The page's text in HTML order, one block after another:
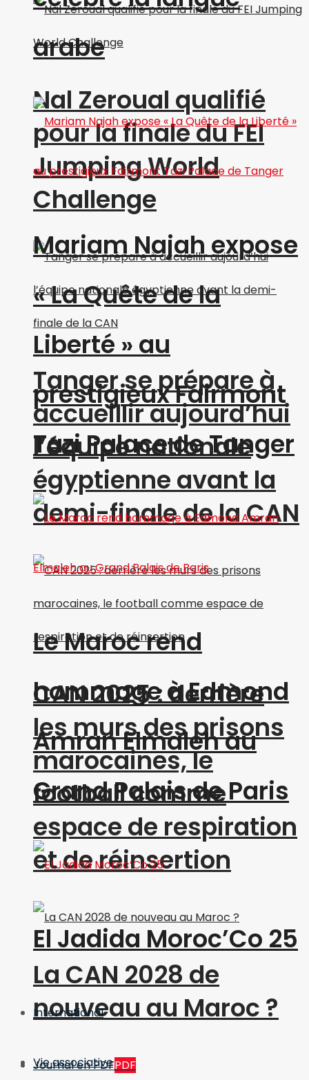
Nal Zeroual qualifié
pour la finale du FEI
Jumping World
Challenge
Tanger se prépare à
accueillir aujourd’hui
l’équipe nationale
égyptienne avant la
demi-finale de la CAN
CAN 2025 : derrière
les murs des prisons
marocaines, le
football comme
espace de respiration
et de réinsertion
La CAN 2028 de
nouveau au Maroc ?
Journal en PDFPDF
arabe
Mariam Najah expose
« La Quête de la
Liberté » au
prestigieux Fairmont
Tazi Palace de Tanger
Le Maroc rend
hommage à Edmond
Amran Elmaleh au
Grand Palais de Paris
El Jadida Moroc’Co 25
International
Vie associative